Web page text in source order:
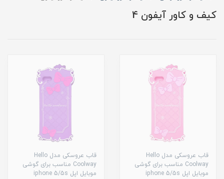
کیف و کاور آیفون 4
قاب عروسکی مدل Hello
Coolway مناسب برای گوشی
موبایل اپل iphone 5/5s
قاب عروسکی مدل Hello
Coolway مناسب برای گوشی
موبایل اپل iphone 5/5s